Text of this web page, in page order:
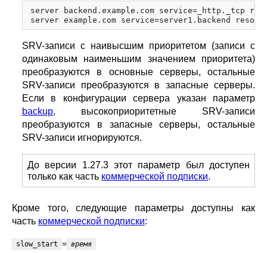
server backend.example.com service=_http._tcp
SRV-записи с наивысшим приоритетом (записи с
одинаковым наименьшим значением приоритета)
преобразуются в основные серверы, остальные
SRV-записи преобразуются в запасные серверы.
Если в конфигурации сервера указан параметр
backup, высокоприоритетные SRV-записи
преобразуются в запасные серверы, остальные
SRV-записи игнорируются.
До версии 1.27.3 этот параметр был доступен
только как часть коммерческой подписки.
Кроме того, следующие параметры доступны как
часть коммерческой подписки:
slow_start = время